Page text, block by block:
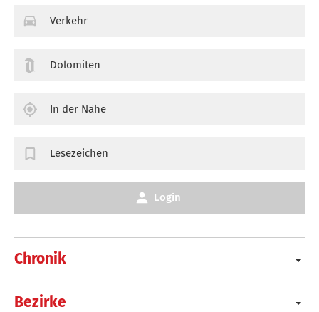
Chronik
Bezirke
Verkehr
Dolomiten
In der Nähe
Lesezeichen
Login